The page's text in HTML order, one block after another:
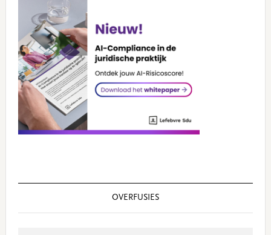
OVERFUSIES